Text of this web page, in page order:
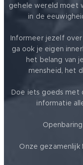
gehele wereld moet
in de
Informeer jezelf
ga ook je eigen
het belang van
mensheid, het
Doe iets goeds met
informatie
Onze gezamenlijk